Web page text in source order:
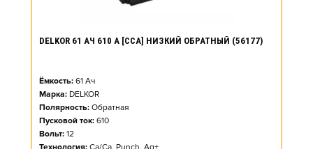
DELKOR 61 АЧ 610 А [CCA] НИЗКИЙ ОБРАТНЫЙ (56177)
Ёмкость: 61 Ач
Марка: DELKOR
Полярность: Обратная
Пусковой ток: 610
Вольт: 12